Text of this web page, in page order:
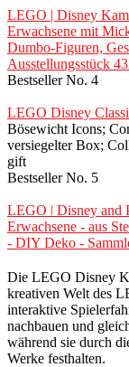
LEGO | Disney
Erwachsene mit
Dumbo-Figuren,
Ausstellungsstück
Bestseller No. 4
LEGO Disney
Bösewicht Icons;
versiegelter Box;
gift
Bestseller No. 5
LEGO ǀ Disney
Erwachsene - aus
- DIY Deko -
Die LEGO Disney
kreativen Welt des
interaktive
nachbauen und
während sie durch
Werke festhalten.